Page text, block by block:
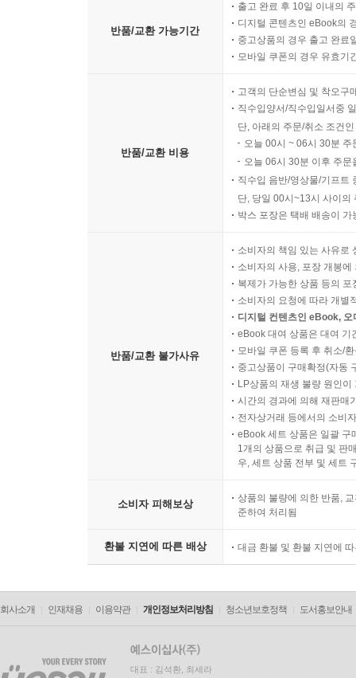
반품/교환 가능기간
출고 완료 후 10일 이내의
디지털 콘텐츠인 eBook의
중고상품의 경우 출고 완료
모바일 쿠폰의 경우 유효기
반품/교환 비용
고객의 단순변심 및 착오구
직수입양서/직수입일서중
단, 아래의 주문/취소 조건
오늘 00시 ~ 06시 30분
오늘 06시 30분 이후 주
직수입 음반/영상물/기프트
단, 당일 00시~13시 사이의
박스 포장은 택배 배송이
반품/교환 불가사유
소비자의 책임 있는 사유로
소비자의 사용, 포장 개봉
복제가 가능한 상품 등의
소비자의 요청에 따라 개별
디지털 컨텐츠인 eBook,
eBook 대여 상품은 대여 기
모바일 쿠폰 등록 후 취소/
중고상품이 구매확정(자동
LP상품의 재생 불량 원인
시간의 경과에 의해 재판매
전자상거래 등에서의 소비
eBook 세트 상품은 일괄 구
1개의 상품으로 취급 및 판
우, 세트 상품 전부 및 세트
소비자 피해보상
상품의 불량에 의한 반품,
준하여 처리됨
환불 지연에 따른 배상 대금 환불 및 환불 지연에
회사소개 인재채용 이용약관 개인정보처리방침 청소년보호정책 도서홍보안내
대표 : 김석환, 최세라